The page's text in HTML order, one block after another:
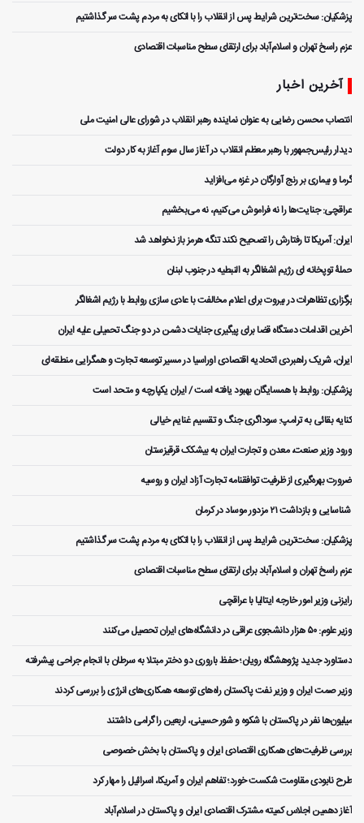
پزشکیان: سخت‌ترین شرایط پس از انقلاب را با اتکای به مردم پشت سر گذاشتیم
عزم راسخ تهران و اسلام‌آباد برای ارتقای سطح مناسبات اقتصادی
آخرین اخبار
انتصاب محسن رضایی به عنوان نماینده رهبر انقلاب در شورای عالی امنیت ملی
دیدار رئیس‌جمهور با رهبر معظم انقلاب در آغاز سال سوم آغاز به کار دولت
گرما و بیماری بر رنج آوارگان در غزه می‌افزاید
عراقچی: جنایت‌ها را نه فراموش می‌کنیم، نه می‌بخشیم
ایران: آمریکا تا رفتارش را تصحیح نکند تنگه هرمز باز نخواهد شد
حملۀ توپخانه ای رژیم اشغالگر به النبطیه در جنوب لبنان
برگزاری تظاهرات در بیروت برای اعلام مخالفت با عادی سازی روابط با رژیم اشغالگر
آخرین اقدامات دستگاه قضا برای پیگیری جنایات دشمن در دو جنگ تحمیلی علیه ایران
ایران، شریک راهبردی اتحادیه اقتصادی اوراسیا در مسیر توسعه تجارت و همگرایی منطقه‌ای
پزشکیان: روابط با همسایگان بهبود یافته است / ایران یکپارچه و متحد است
کنایه بقائی به ترامپ: سوداگری جنگ و تقسیم غنایم خیالی
ورود وزیر صنعت، معدن و تجارت ایران به بیشکک قرقیزستان
ضرورت بهره‌گیری از ظرفیت توافقنامه تجارت آزاد ایران و روسیه
️ شناسایی و بازداشت ۲۱ مزدور موساد در کرمان
پزشکیان: سخت‌ترین شرایط پس از انقلاب را با اتکای به مردم پشت سر گذاشتیم
عزم راسخ تهران و اسلام‌آباد برای ارتقای سطح مناسبات اقتصادی
رایزنی وزیر امور خارجه ایتالیا با عراقچی
وزیر علوم: ۵۰ هزار دانشجوی عراقی در دانشگاه‌های ایران تحصیل می‌کنند
دستاورد جدید پژوهشگاه رویان؛ حفظ باروری دو دختر مبتلا به سرطان با انجام جراحی پیشرفته
وزیر صمت ایران و وزیر نفت پاکستان راه‌های توسعه همکاری‌های انرژی را بررسی کردند
میلیون‌ها نفر در پاکستان با شکوه و شور حسینی، اربعین را گرامی داشتند
بررسی ظرفیت‌های همکاری اقتصادی ایران و پاکستان با بخش خصوصی
طرح نابودی مقاومت شکست خورد؛ تفاهم ایران و آمریکا، اسرائیل را مهار کرد
آغاز دهمین اجلاس کمیته مشترک اقتصادی ایران و پاکستان در اسلام‌آباد